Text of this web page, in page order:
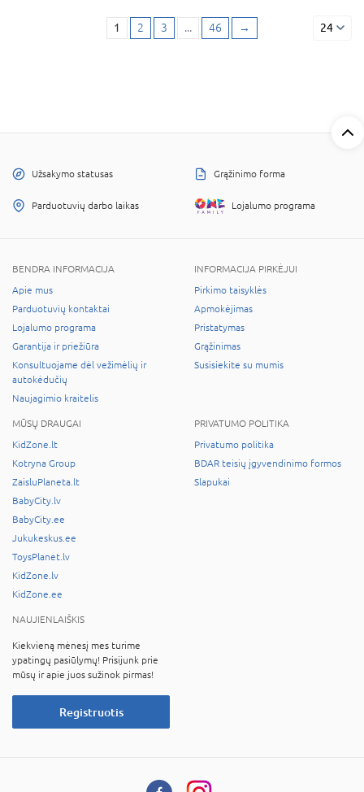
1 2 3 ... 46 → 24
Užsakymo statusas Grąžinimo forma
Parduotuvių darbo laikas Lojalumo programa
BENDRA INFORMACIJA
Apie mus
Parduotuvių kontaktai
Lojalumo programa
Garantija ir priežiūra
Konsultuojame dėl vežimėlių ir
autokėdučių
Naujagimio kraitelis
INFORMACIJA PIRKĖJUI
Pirkimo taisyklės
Apmokėjimas
Pristatymas
Grąžinimas
Susisiekite su mumis
MŪSŲ DRAUGAI
KidZone.lt
Kotryna Group
ZaisluPlaneta.lt
BabyCity.lv
BabyCity.ee
Jukukeskus.ee
ToysPlanet.lv
KidZone.lv
KidZone.ee
PRIVATUMO POLITIKA
Privatumo politika
BDAR teisių įgyvendinimo formos
Slapukai
NAUJIENLAIŠKIS
Kiekvieną mėnesį mes turime
ypatingų pasiūlymų! Prisijunk prie
mūsų ir apie juos sužinok pirmas!
Registruotis